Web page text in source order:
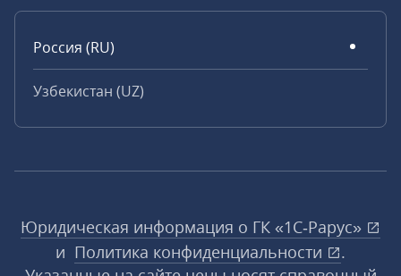
Россия (RU)
Узбекистан (UZ)
Юридическая информация о ГК «1С‑Рарус»
и Политика конфиденциальности
.